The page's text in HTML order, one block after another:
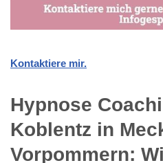
Kontaktiere mir.
Hypnose
Koblentz in
Vorpommern: